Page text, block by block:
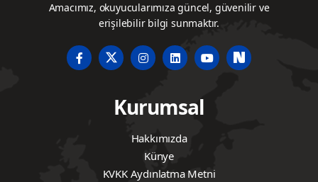
Amacımız, okuyucularımıza güncel, güvenilir ve
erişilebilir bilgi sunmaktır.
Kurumsal
Hakkımızda
Künye
KVKK Aydınlatma Metni